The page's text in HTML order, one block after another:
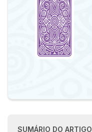
SUMÁRIO DO ARTIGO